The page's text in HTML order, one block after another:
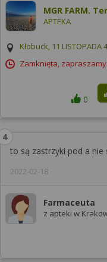
MGR FARM.
APTEKA
Kłobuck, 11 LISTOPADA
Zamknięta,
0
to są zastrzyki pod a nie
2022-02-18
Farmaceuta
z apteki w